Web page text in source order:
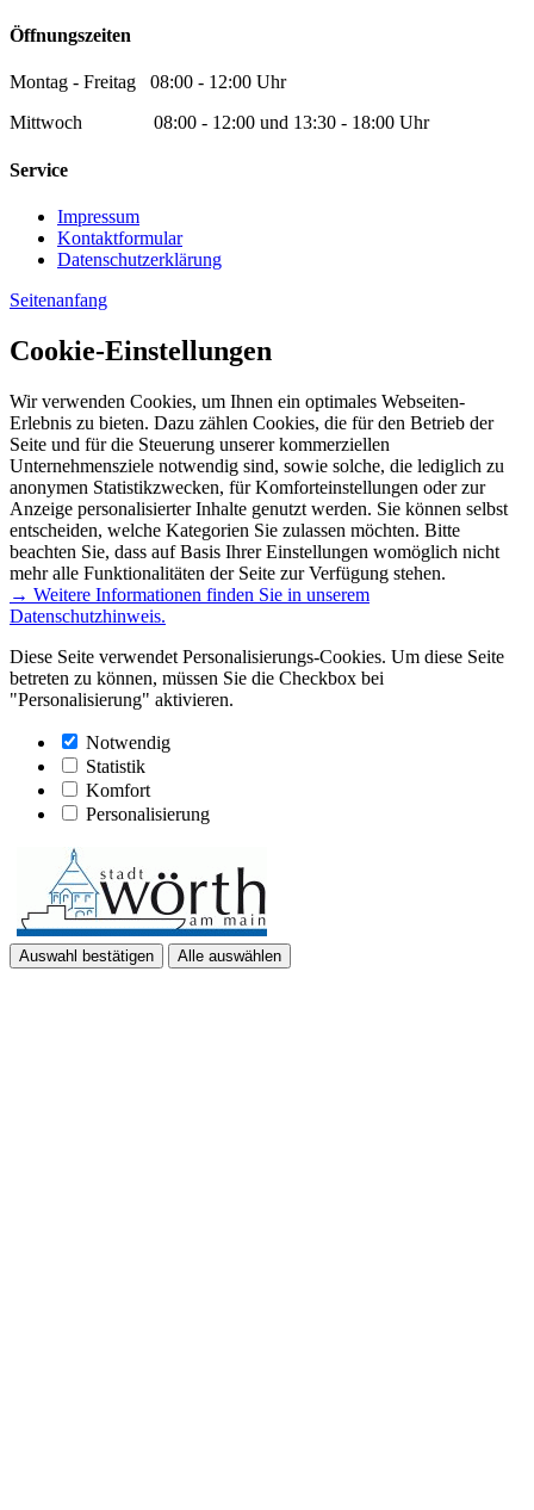
Öffnungszeiten
Montag - Freitag 08:00 - 12:00 Uhr
Mittwoch 08:00 - 12:00 und 13:30 - 18:00 Uhr
Service
Impressum
Kontaktformular
Datenschutzerklärung
Seitenanfang
Cookie-Einstellungen
Wir verwenden Cookies, um Ihnen ein optimales Webseiten-
Erlebnis zu bieten. Dazu zählen Cookies, die für den Betrieb der
Seite und für die Steuerung unserer kommerziellen
Unternehmensziele notwendig sind, sowie solche, die lediglich zu
anonymen Statistikzwecken, für Komforteinstellungen oder zur
Anzeige personalisierter Inhalte genutzt werden. Sie können selbst
entscheiden, welche Kategorien Sie zulassen möchten. Bitte
beachten Sie, dass auf Basis Ihrer Einstellungen womöglich nicht
mehr alle Funktionalitäten der Seite zur Verfügung stehen.
→ Weitere Informationen finden Sie in unserem
Datenschutzhinweis.
Diese Seite verwendet Personalisierungs-Cookies. Um diese Seite
betreten zu können, müssen Sie die Checkbox bei
"Personalisierung" aktivieren.
Notwendig
Statistik
Komfort
Personalisierung
Auswahl bestätigen Alle auswählen